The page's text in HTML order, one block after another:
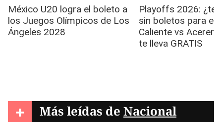
+ Más leídas de Nacional